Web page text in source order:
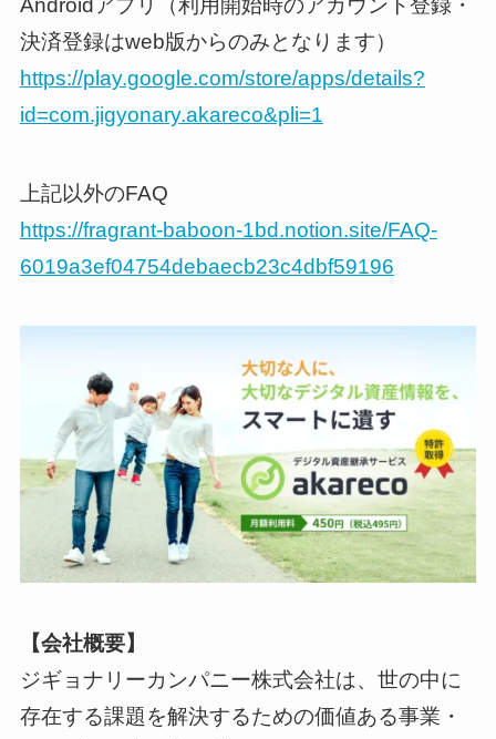
Androidアプリ（利用開始時のアカウント登録・
決済登録はweb版からのみとなります）
https://play.google.com/store/apps/details?
id=com.jigyonary.akareco&pli=1
上記以外のFAQ
https://fragrant-baboon-1bd.notion.site/FAQ-
6019a3ef04754debaecb23c4dbf59196
【会社概要】
ジギョナリーカンパニー株式会社は、世の中に
存在する課題を解決するための価値ある事業・